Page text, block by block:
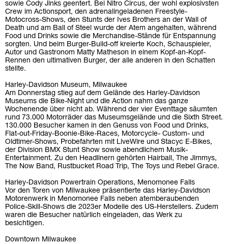
sowie Cody Jinks geentert. Bei Nitro Circus, der wohl explosivsten
Crew im Actionsport, den adrenalingeladenen Freestyle-
Motocross-Shows, den Stunts der Ives Brothers an der Wall of
Death und am Ball of Steel wurde der Atem angehalten, während
Food und Drinks sowie die Merchandise-Stände für Entspannung
sorgten. Und beim Burger-Build-off kreierte Koch, Schauspieler,
Autor und Gastronom Matty Matheson in einem Kopf-an-Kopf-
Rennen den ultimativen Burger, der alle anderen in den Schatten
stellte.
Harley-Davidson Museum, Milwaukee
Am Donnerstag stieg auf dem Gelände des Harley-Davidson
Museums die Bike-Night und die Action nahm das ganze
Wochenende über nicht ab. Während der vier Eventtage säumten
rund 73.000 Motorräder das Museumsgelände und die Sixth Street.
130.000 Besucher kamen in den Genuss von Food und Drinks,
Flat-out-Friday-Boonie-Bike-Races, Motorcycle- Custom- und
Oldtimer-Shows, Probefahrten mit LiveWire und Stacyc E-Bikes,
der Division BMX Stunt Show sowie abendlichem Musik-
Entertainment. Zu den Headlinern gehörten Hairball, The Jimmys,
The Now Band, Rustbucket Road Trip, The Toys und Rebel Grace.
Harley-Davidson Powertrain Operations, Menomonee Falls
Vor den Toren von Milwaukee präsentierte das Harley-Davidson
Motorenwerk in Menomonee Falls neben atemberaubenden
Police-Skill-Shows die 2023er Modelle des US-Herstellers. Zudem
waren die Besucher natürlich eingeladen, das Werk zu
besichtigen.
Downtown Milwaukee